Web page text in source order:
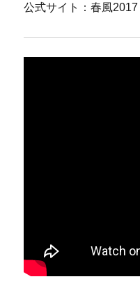
公式サイト：春風2017